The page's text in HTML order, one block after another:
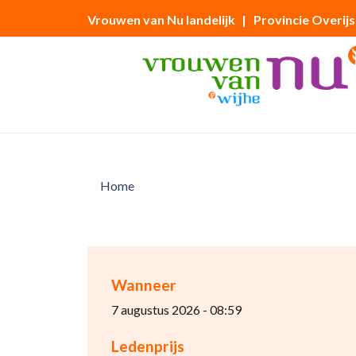
Vrouwen van Nu landelijk | Provincie
Home
Wanneer
7 augustus 2026 - 08:59
Ledenprijs